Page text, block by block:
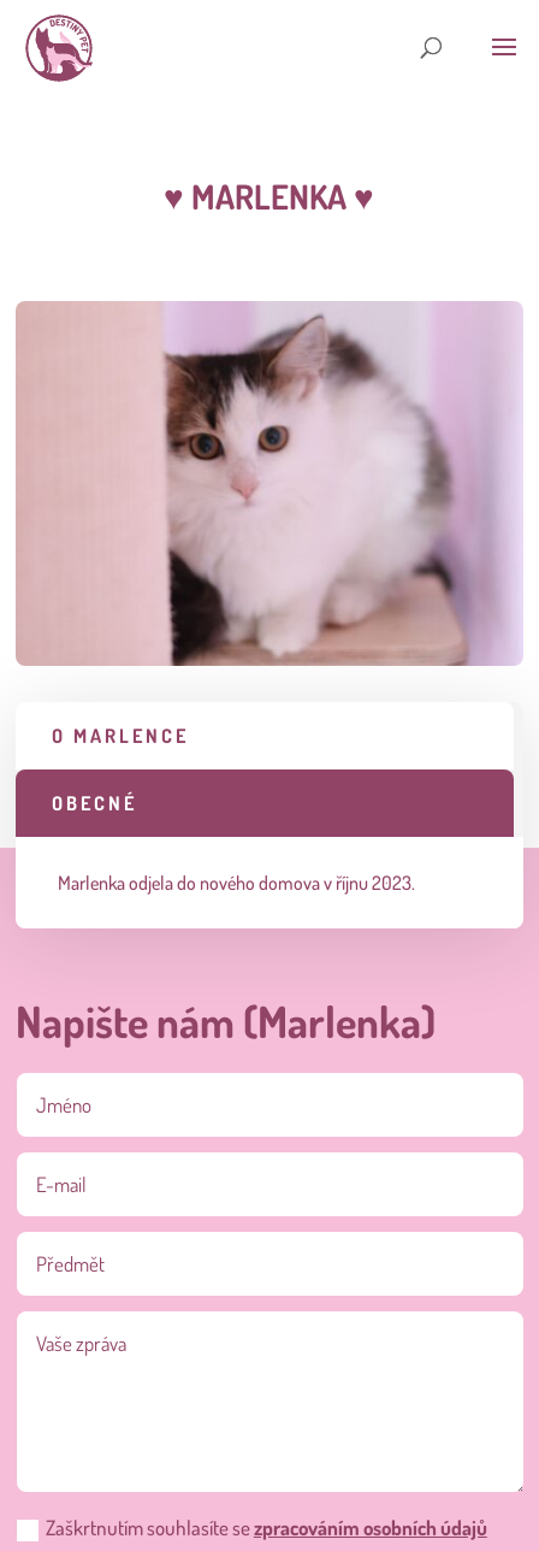
♥ MARLENKA♥
O MARLENCE
OBECNÉ
Marlenka odjela do nového domova v říjnu 2023.
Napište nám (Marlenka)
Zaškrtnutím souhlasíte sezpracováním osobních údajů